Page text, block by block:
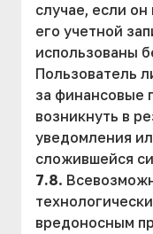
случае, если
его учетной
использованы
Пользователь
за финансовые
возникнуть в
уведомления
сложившейся
7.8.
вредоносным